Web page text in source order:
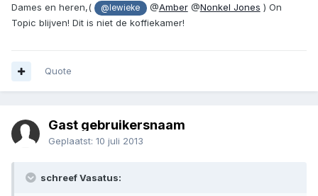
Dames en heren,( @lewieke @Amber@Nonkel Jones ) On
Topic blijven! Dit is niet de koffiekamer!
Quote
Gast gebruikersnaam
Geplaatst: 10 juli 2013
schreef Vasatus: